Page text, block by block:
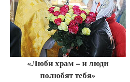
«Люби храм – и люди
полюбят тебя»